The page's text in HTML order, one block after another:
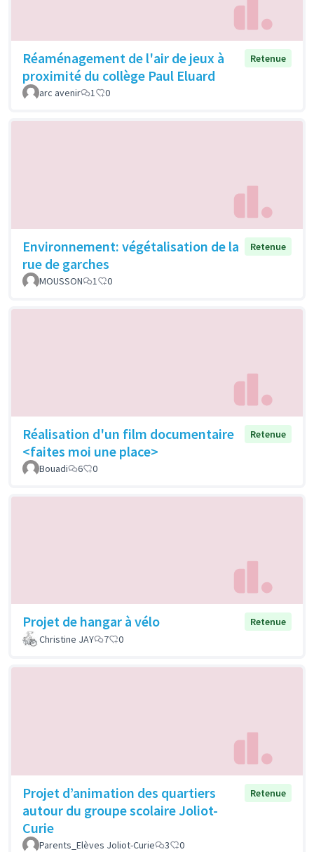
Réaménagement de l'air de jeux à
proximité du collège Paul Eluard
Retenue
arc avenir 1 0
Environnement: végétalisation de la
rue de garches
Retenue
MOUSSON 1 0
Réalisation d'un film documentaire
<faites moi une place>
Retenue
Bouadi 6 0
Projet de hangar à vélo
Retenue
Christine JAY
7 0
Projet d’animation des quartiers
autour du groupe scolaire Joliot-
Curie
Retenue
Parents_Elèves Joliot-Curie 3 0